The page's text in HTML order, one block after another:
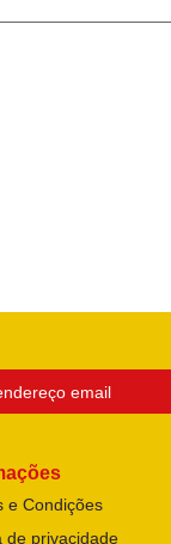
e Condições
de privacidade